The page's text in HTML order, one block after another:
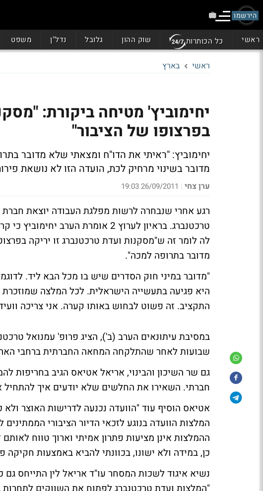
הירשמו
ראשי כל הכותרות שוק ההון גלובל נדל"ן משפט
ראשי בארץ
יחימוביץ' מטיחה ביקורת:
בפרצופו של הציבור"
יחימוביץ: "ראיתי את הדו"ח ומצאתי שלא מדובר
מדובר בשינוי מרחיק לכת, הועדה הזו לא נושאת
ערן צחי |
26/09/2011 19:03
רגע אחרי שנבחרה לרשות מפלגת העבודה יוצאת חברת
טרכטנברג. בראיון לערוץ 2 אומרת
לה לומר זה ש"מסקנות ועדת טרכטנברג זו יריקה
מדובר בתרופה למכה".
"מדובר במיני חוק הסדרים שיש בו מכל הבא ליד.
היא פגיעה בתעשייה הישראלית. לכל המלצה
התקציב. זה פשוט לבחוש באותו קערה. אני צריכה
במסיבת עיתונאים הערב (ב'), הציג פרופ' עמנואל
שבועות לאחר שהתלקחה המחאה החברתית ברחבי
גם שר השיכון והבינוי, אריאל אטיאס הגיב בחריפות
חברתי. השאירו את החלשים שלא יודעים איך להתחיל
אטיאס הוסיף עוד "הוועדה נכנעה לדרישות האוצר ולא
המלצות הוועדה בנוגע לזכאי הדיור הציבורי
ההמלצות אינן מציעות פתרון אמיתי וארוך טווח
כן, במידה ולא ישונו, בכוונתי להביא באמצעות
נשיא איגוד לשכות המסחר עו"ד אריאל לין התייחס גם